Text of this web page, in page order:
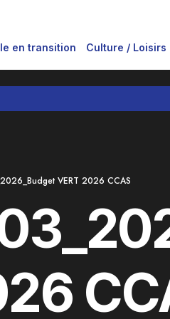
en transition Culture / Loisirs
VERT 2026 CCAS